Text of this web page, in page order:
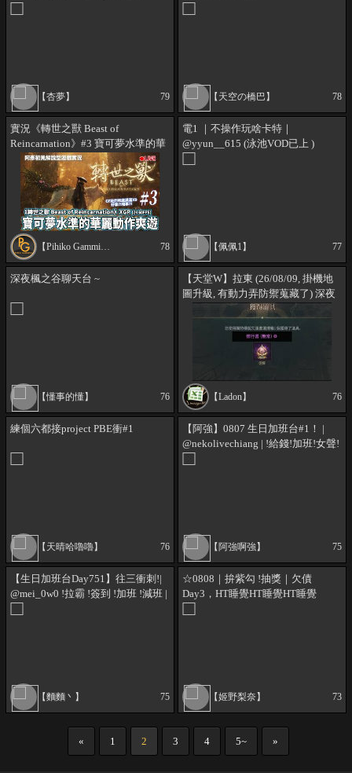
【杏夢】 79 【天空の橋巴】 78
實況《轉世之獸 Beast of
Reincarnation》#3 寶可夢水準的華
麗動作爽遊 阿彥初見解說型遊戲實
況 XGP [2K 60FPS]
【Pihiko Gamming 遊戲玩阿彥】 78
電1 ｜不操作玩啥卡特｜
@yyun__615 (泳池VOD已上 )
【佩佩1】 77
深夜楓之谷聊天台 ~
【懂事的懂】 76
【天堂W】拉東 (26/08/09, 掛機地
圖升級, 有動力弄防禦蒐藏了) 深夜
提升台 (團結地監古魯丁, 黃昏山脈)
【Ladon】 76
練個六都接project PBE衝#1
【天晴哈嚕嚕】 76
【阿強】0807 生日加班台#1！ |
@nekolivechiang | !給錢!加班!女聲!
【阿強啊強】 75
【生日加班台Day751】往三衝刺!|
@mei_0w0 !拉霸 !簽到 !加班 !減班 |
【麵麵丶】 75
☆0808｜拚紫勾 !抽獎｜欠債
Day3，HT睡覺HT睡覺HT睡覺
【姬野梨奈】 73
« 1 2 3 4 5~ »